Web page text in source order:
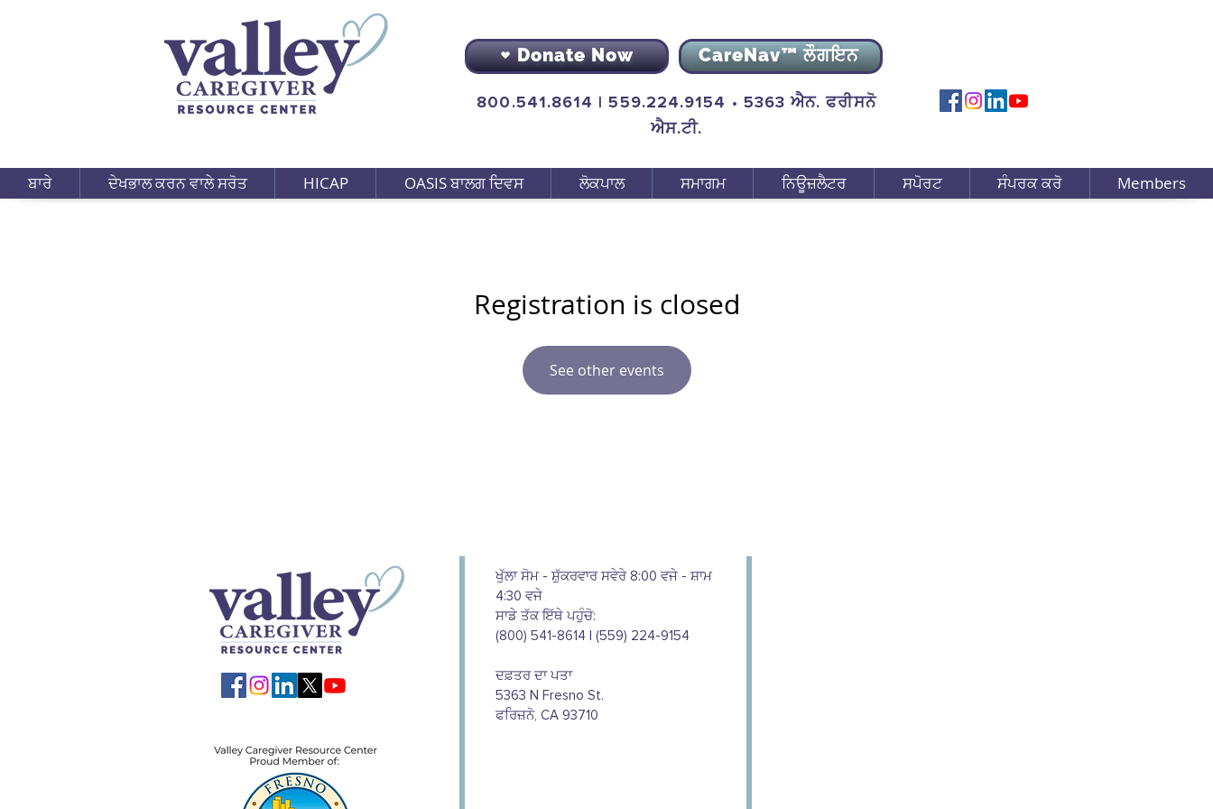
Donate Now CareNav™ ਲੌਗਇਨ
800.541.8614 | 559.224.9154 • 5363 ਐਨ. ਫਰੀਸਨੋ
ਐਸ.ਟੀ.
ਬਾਰੇ ਦੇਖਭਾਲ ਕਰਨ ਵਾਲੇ ਸਰੋਤ HICAP OASIS ਬਾਲਗ ਦਿਵਸ ਲੋਕਪਾਲ ਸਮਾਗਮ ਨਿਊਜ਼ਲੈਟਰ ਸਪੋਰਟ ਸੰਪਰਕ ਕਰੋ Members
Registration is closed
See other events
ਖੁੱਲਾ ਸੋਮ - ਸ਼ੁੱਕਰਵਾਰ ਸਵੇਰੇ 8:00 ਵਜੇ - ਸ਼ਾਮ
4:30 ਵਜੇ
ਸਾਡੇ ਤੱਕ ਇੱਥੇ ਪਹੁੰਚੋ:
(800) 541-8614 | (559) 224-9154
ਦਫ਼ਤਰ ਦਾ ਪਤਾ
5363 N Fresno St.
ਫਰਿਜ਼ਨੋ, CA 93710